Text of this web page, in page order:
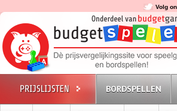
Volg
BORDSPELLEN